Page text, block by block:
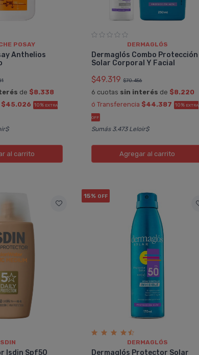
POSAY
Anthelios
de $8.338
$45.026 10% EXTRA
al carrito
DERMAGLÓS
Dermaglós Combo Protección
Solar Corporal Y Facial
$49.319 $70.456
6 cuotas sin interés de $8.220
ó Transferencia $44.387 10% EXTRA
OFF
Sumás 3.473 Leloir$
Agregar al carrito
Isdin Spf50
15% OFF
DERMAGLÓS
Dermaglós Protector Solar